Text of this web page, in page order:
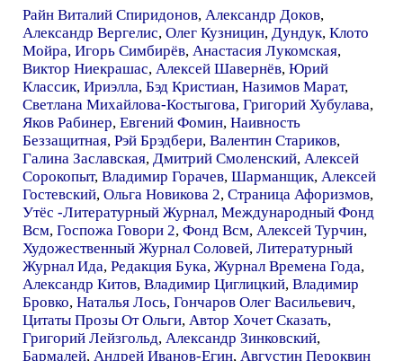
Райн Виталий Спиридонов, Александр Доков,
Александр Вергелис, Олег Кузницин, Дундук, Клото
Мойра, Игорь Симбирёв, Анастасия Лукомская,
Виктор Ниекрашас, Алексей Шавернёв, Юрий
Классик, Ириэлла, Бэд Кристиан, Назимов Марат,
Светлана Михайлова-Костыгова, Григорий Хубулава,
Яков Рабинер, Евгений Фомин, Наивность
Беззащитная, Рэй Брэдбери, Валентин Стариков,
Галина Заславская, Дмитрий Смоленский, Алексей
Сорокопыт, Владимир Горачев, Шарманщик, Алексей
Гостевский, Ольга Новикова 2, Страница Афоризмов,
Утёс -Литературный Журнал, Международный Фонд
Всм, Госпожа Говори 2, Фонд Всм, Алексей Турчин,
Художественный Журнал Соловей, Литературный
Журнал Ида, Редакция Бука, Журнал Времена Года,
Александр Китов, Владимир Циглицкий, Владимир
Бровко, Наталья Лось, Гончаров Олег Васильевич,
Цитаты Прозы От Ольги, Автор Хочет Сказать,
Григорий Лейзгольд, Александр Зинковский,
Бармалей, Андрей Иванов-Егин, Августин Пероквин